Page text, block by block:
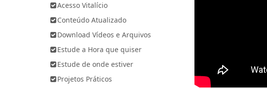
Acesso Vitalício
Conteúdo Atualizado
Download Vídeos e Arquivos
Estude a Hora que quiser
Estude de onde estiver
Projetos Práticos